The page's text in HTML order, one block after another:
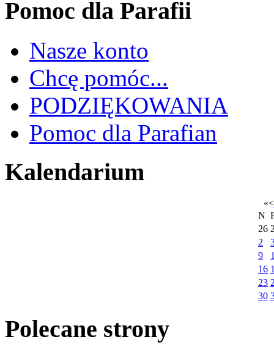
Pomoc dla Parafii
Nasze konto
Chcę pomóc...
PODZIĘKOWANIA
Pomoc dla Parafian
Kalendarium
«<
N
26
2
9
16
23
30
Polecane strony